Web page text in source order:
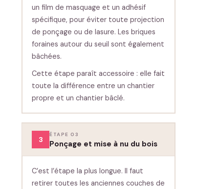
un film de masquage et un adhésif
spécifique, pour éviter toute projection
de ponçage ou de lasure. Les briques
foraines autour du seuil sont également
bâchées.
Cette étape paraît accessoire : elle fait
toute la différence entre un chantier
propre et un chantier bâclé.
3
ÉTAPE 03
Ponçage et mise à nu du bois
C’est l’étape la plus longue. Il faut
retirer toutes les anciennes couches de